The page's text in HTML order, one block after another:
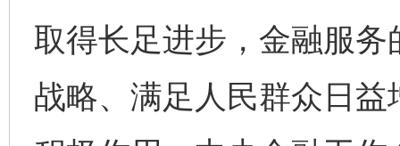
取得长足进步，金融服
战略、满足人民群众日